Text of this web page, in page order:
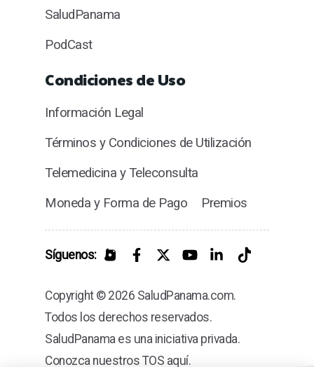
SaludPanama
PodCast
Condiciones de Uso
Información Legal
Términos y Condiciones de Utilización
Telemedicina y Teleconsulta
Moneda y Forma de Pago
Premios
Síguenos:
Copyright © 2026 SaludPanama.com.
Todos los derechos reservados.
SaludPanama es una iniciativa privada.
Conozca nuestros TOS aquí.